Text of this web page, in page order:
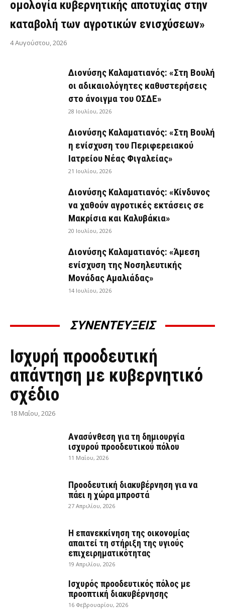
ομολογία κυβερνητικής αποτυχίας στην
καταβολή των αγροτικών ενισχύσεων»
4 Αυγούστου, 2026
Διονύσης Καλαματιανός: «Στη Βουλή
οι αδικαιολόγητες καθυστερήσεις
στο άνοιγμα του ΟΣΔΕ»
28 Ιουλίου, 2026
Διονύσης Καλαματιανός: «Στη Βουλή
η ενίσχυση του Περιφερειακού
Ιατρείου Νέας Φιγαλείας»
21 Ιουλίου, 2026
Διονύσης Καλαματιανός: «Κίνδυνος
να χαθούν αγροτικές εκτάσεις σε
Μακρίσια και Καλυβάκια»
20 Ιουλίου, 2026
Διονύσης Καλαματιανός: «Άμεση
ενίσχυση της Νοσηλευτικής
Μονάδας Αμαλιάδας»
14 Ιουλίου, 2026
ΣΥΝΕΝΤΕΥΞΕΙΣ
ΣΥΝΕΝΤΕΎΞΕΙΣ
Ισχυρή προοδευτική
απάντηση με κυβερνητικό
σχέδιο
18 Μαΐου, 2026
Ανασύνθεση για τη δημιουργία
ισχυρού προοδευτικού πόλου
11 Μαΐου, 2026
Προοδευτική διακυβέρνηση για να
πάει η χώρα μπροστά
27 Απριλίου, 2026
Η επανεκκίνηση της οικονομίας
απαιτεί τη στήριξη της υγιούς
επιχειρηματικότητας
19 Απριλίου, 2026
Ισχυρός προοδευτικός πόλος με
προοπτική διακυβέρνησης
16 Φεβρουαρίου, 2026